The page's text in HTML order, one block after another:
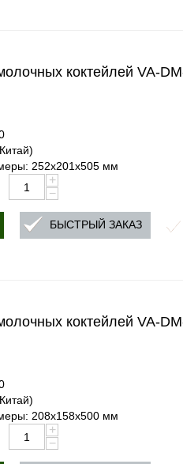
коктейлей VA-
252x201x505 мм
+
−
БЫСТРЫЙ ЗАКАЗ
коктейлей VA-
208x158x500 мм
+
−